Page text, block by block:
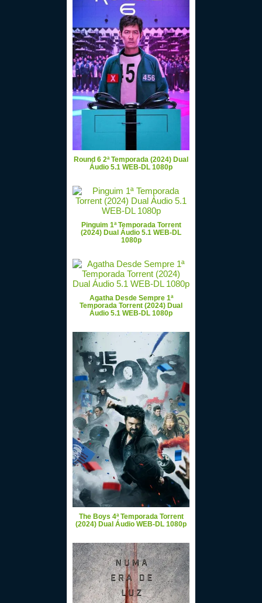
Round 6 2ª Temporada (2024) Dual
Áudio 5.1 WEB-DL 1080p
Pinguim 1ª Temporada Torrent
(2024) Dual Áudio 5.1 WEB-DL
1080p
Agatha Desde Sempre 1ª
Temporada Torrent (2024) Dual
Áudio 5.1 WEB-DL 1080p
The Boys 4ª Temporada Torrent
(2024) Dual Áudio WEB-DL 1080p